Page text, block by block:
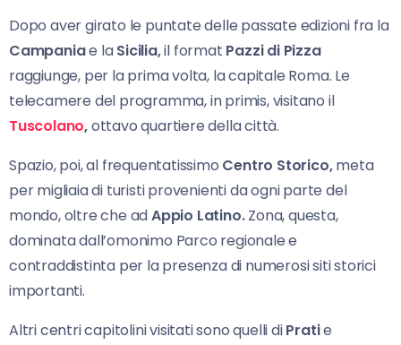
Dopo aver girato le puntate delle passate edizioni fra la
Campaniae laSicilia,il format Pazzi di Pizza
raggiunge, per la prima volta, la capitale Roma. Le
telecamere del programma, in primis, visitano il
Tuscolano,ottavo quartiere della città.
Spazio, poi, al frequentatissimo Centro Storico,meta
per migliaia di turisti provenienti da ogni parte del
mondo, oltre che adAppio Latino.Zona, questa,
dominata dall’omonimo Parco regionale e
contraddistinta per la presenza di numerosi siti storici
importanti.
Altri centri capitolini visitati sono quelli diPratie